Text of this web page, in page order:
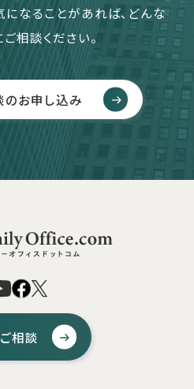
なることがあれば、どんな
相談ください。
お申し込み
相談